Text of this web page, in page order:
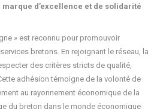
d’excellence et de solidarité
» est reconnu pour promouvoir
bretons. En rejoignant le réseau, la
des critères stricts de qualité,
adhésion témoigne de la volonté de
au rayonnement économique de la
du breton dans le monde économique